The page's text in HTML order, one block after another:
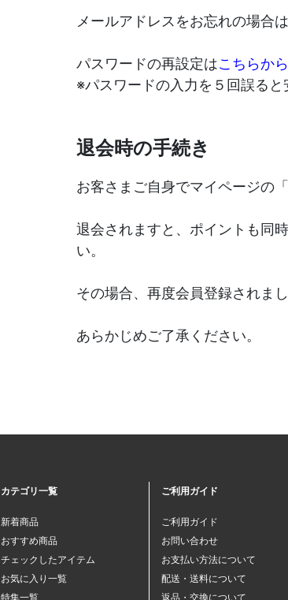
メールアドレスをお忘れの場合
パスワードの再設定はこちらから
※パスワードの入力を５回誤ると
退会時の手続き
お客さまご自身でマイページの
退会されますと、ポイントも同
い。
その場合、再度会員登録されま
あらかじめご了承ください。
カテゴリ一覧
新着商品
おすすめ商品
チェックしたアイテム
お気に入り一覧
特集一覧
ご利用ガイド
ご利用ガイド
お問い合わせ
お支払い方法について
配送・送料について
返品・交換について